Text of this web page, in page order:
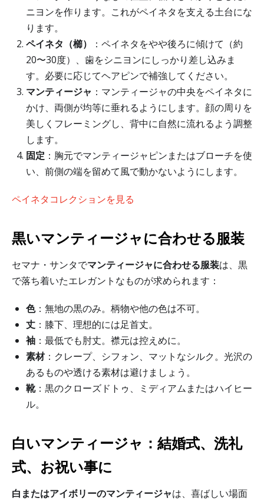
ニヨンを作ります。これがペイネタを支える土台にな
ります。
ペイネタ（櫛）
：ペイネタをやや後ろに傾けて（約
20〜30度）、歯をシニヨンにしっかり差し込みま
す。必要に応じてヘアピンで補強してください。
マンティージャ ：マンティージャの中央をペイネタに
かけ、両側が均等に垂れるようにします。顔の周りを
美しくフレーミングし、背中に自然に流れるよう調整
します。
固定 ：胸元でマンティージャピンまたはブローチを使
い、前側の端を留めて風で動かないようにします。
ペイネタコレクションを見る
黒いマンティージャに合わせる服装
セマナ・サンタでマンティージャに合わせる服装は、黒
で落ち着いたエレガントなものが求められます：
色：無地の黒のみ。柄物や他の色は不可。
丈 ：膝下、理想的には足首丈。
袖 ：最低でも肘丈。襟元は控えめに。
素材：クレープ、シフォン、マットなシルク。光沢の
あるものや透ける素材は避けましょう。
靴：黒のクローズドトゥ、ミディアムまたはハイヒー
ル。
白いマンティージャ：結婚式、洗礼
式、お祝い事に
白またはアイボリーのマンティージャは、喜ばしい場面